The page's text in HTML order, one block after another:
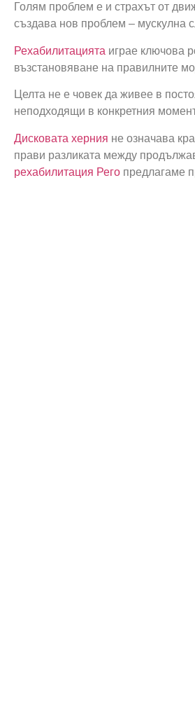
Голям проблем е и страхът от
създава нов проблем – мускулна
Рехабилитацията играе ключова
възстановяване на правилните
Целта не е човек да живее в
неподходящи в конкретния
Дисковата херния не означава
прави разликата между
рехабилитация Рего предлагаме